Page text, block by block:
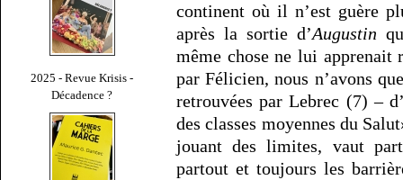
2025 - Revue Krisis -
Décadence ?
continent où il n’est guère
après la sortie d’Augustin
même chose ne lui
par Félicien, nous n’avons
retrouvées par Lebrec (7) –
des classes moyennes du
jouant des limites, vaut
partout et toujours les